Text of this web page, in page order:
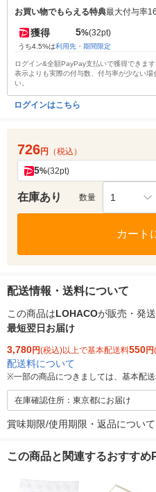
お買い物でもらえる特典最大付与率
獲得 5%(32pt)
うち4.5%は利用先・期間限定
ログイン&全額PayPay支払いで獲得できま
表示よりも実際の付与数、付与率が少ない
い。
ログインはこちら
726円 （税込）
5%(32pt)
在庫あり 数量 1
カート
配送情報・送料について
この商品はLOHACOが販売・発送
最短翌日お届け
3,780円(税込)以上で基本配送料550円
配送料について
※一部の商品につきましては、基本配
在庫確認住所：東京都にお届け
賞味期限/使用期限・返品について
この商品と関連するおすすめ